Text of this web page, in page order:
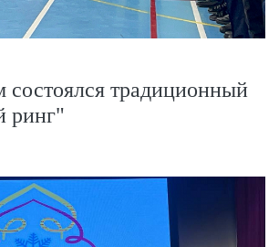
состоялся традиционный
ринг"